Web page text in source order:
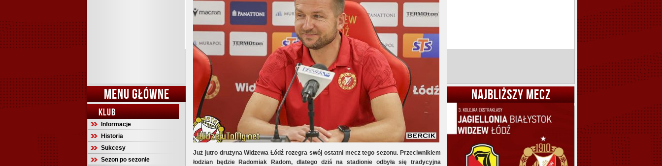
MENU GŁÓWNE
KLUB
Informacje
Historia
Sukcesy
Sezon po sezonie
Już jutro drużyna Widzewa Łódź rozegra swój ostatni mecz tego sezonu. Przeciwnikiem
łodzian będzie Radomiak Radom, dlatego dziś na stadionie odbyła się tradycyjna
NAJBLIŻSZY MECZ